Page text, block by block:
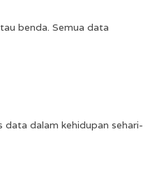
benda. Semua data
dalam kehidupan sehari-